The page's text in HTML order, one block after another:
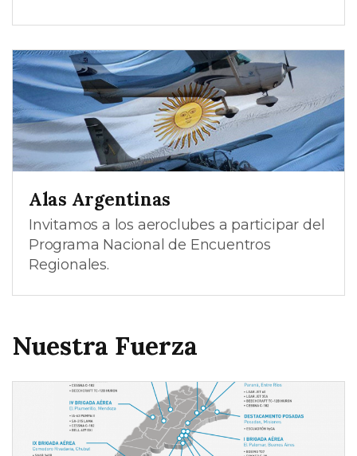
Alas Argentinas
Invitamos a los aeroclubes a participar del
Programa Nacional de Encuentros
Regionales.
Nuestra Fuerza